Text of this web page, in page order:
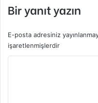
Bir yanıt yazın
E-posta adresiniz
işaretlenmişlerdir